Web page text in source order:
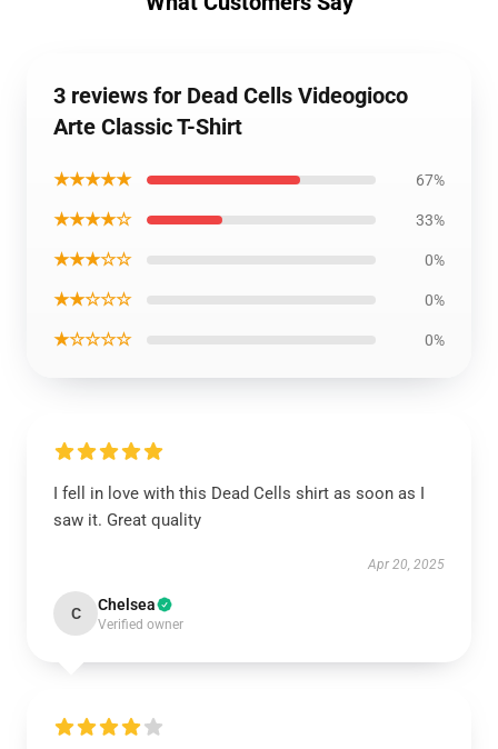
3 reviews for Dead Cells Videogioco
Arte Classic T-Shirt
★★★★★ 67%
★★★★☆ 33%
★★★☆☆ 0%
★★☆☆☆ 0%
★☆☆☆☆ 0%
I fell in love with this Dead Cells shirt as soon as I
saw it. Great quality
Apr 20, 2025
C Chelsea
Verified owner